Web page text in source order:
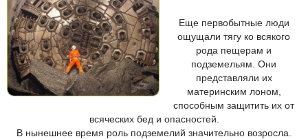
Еще первобытные люди
ощущали тягу ко всякого
рода пещерам и
подземельям. Они
представляли их
материнским лоном,
способным защитить их от
всяческих бед и опасностей.
В нынешнее время роль подземелий значительно возросла.